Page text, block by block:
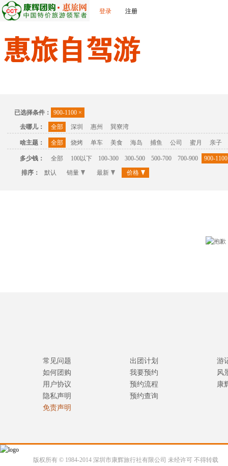
登录 注册
已选择条件： 900-1100 ×
去哪儿：
全部 深圳 惠州 巽寮湾
啥主题： 全部 烧烤 单车 美食 海岛 捕鱼 公司 蜜月 亲子
多少钱： 全部 100以下 100-300 300-500 500-700 700-900
900-1100
排序：
默认 销量 最新 价格
常见问题
如何团购
用户协议
隐私声明
免责声明
出团计划
我要预约
预约流程
预约查询
游
风
康
版权所有 © 1984-2014 深圳市康辉旅行社有限公司 未经许可 不得转载